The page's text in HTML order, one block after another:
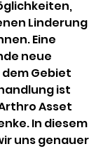
Linderung
Eine
neue
Gebiet
ist
Asset
In diesem
uns genauer